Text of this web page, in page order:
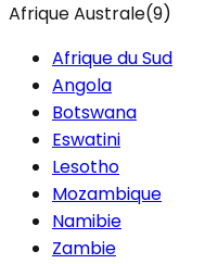
Afrique Australe(9)
Afrique du Sud
Angola
Botswana
Eswatini
Lesotho
Mozambique
Namibie
Zambie